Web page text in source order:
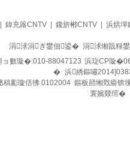
鍏充簬CNTV 鑱旂郴CNTV 浜烘墠
涓浗涓ぎ鐢佃鍙� 涓浗缃戠粶
ョ數璇�:010-88047123 浜琁CP璇
� 浜綉鏂嘯
稿彲璇佸彿 0102004 鏂板嚭缃戣瘉
寰嬪叕绾�